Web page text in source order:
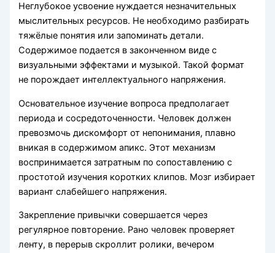
Неглубокое усвоение нуждается незначительных
мыслительных ресурсов. Не необходимо разбирать
тяжёлые понятия или запоминать детали.
Содержимое подается в законченном виде с
визуальными эффектами и музыкой. Такой формат
не порождает интеллектуального напряжения.
Основательное изучение вопроса предполагает
периода и сосредоточенности. Человек должен
превозмочь дискомфорт от непонимания, плавно
вникая в содержимом апикс. Этот механизм
воспринимается затратным по сопоставлению с
простотой изучения коротких клипов. Мозг избирает
вариант слабейшего напряжения.
Закрепление привычки совершается через
регулярное повторение. Рано человек проверяет
ленту, в перерыв скроллит ролики, вечером